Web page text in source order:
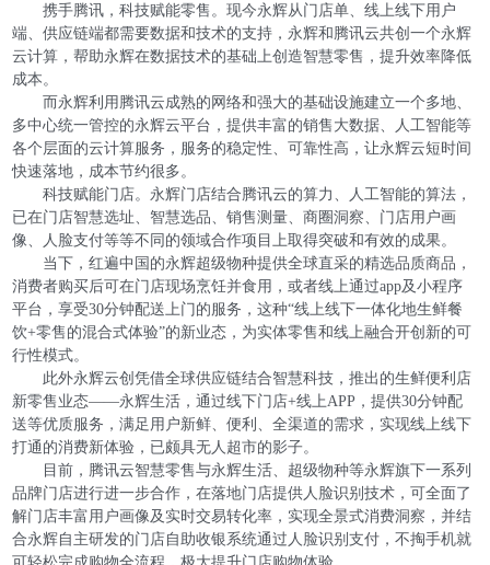
携手腾讯，科技赋能零售。现今永辉从门店单、线上线下用户
端、供应链端都需要数据和技术的支持，永辉和腾讯云共创一个永辉
云计算，帮助永辉在数据技术的基础上创造智慧零售，提升效率降低
成本。
而永辉利用腾讯云成熟的网络和强大的基础设施建立一个多地、
多中心统一管控的永辉云平台，提供丰富的销售大数据、人工智能等
各个层面的云计算服务，服务的稳定性、可靠性高，让永辉云短时间
快速落地，成本节约很多。
科技赋能门店。永辉门店结合腾讯云的算力、人工智能的算法，
已在门店智慧选址、智慧选品、销售测量、商圈洞察、门店用户画
像、人脸支付等等不同的领域合作项目上取得突破和有效的成果。
当下，红遍中国的永辉超级物种提供全球直采的精选品质商品，
消费者购买后可在门店现场烹饪并食用，或者线上通过app及小程序
平台，享受30分钟配送上门的服务，这种“线上线下一体化地生鲜餐
饮+零售的混合式体验”的新业态，为实体零售和线上融合开创新的可
行性模式。
此外永辉云创凭借全球供应链结合智慧科技，推出的生鲜便利店
新零售业态——永辉生活，通过线下门店+线上APP，提供30分钟配
送等优质服务，满足用户新鲜、便利、全渠道的需求，实现线上线下
打通的消费新体验，已颇具无人超市的影子。
目前，腾讯云智慧零售与永辉生活、超级物种等永辉旗下一系列
品牌门店进行进一步合作，在落地门店提供人脸识别技术，可全面了
解门店丰富用户画像及实时交易转化率，实现全景式消费洞察，并结
合永辉自主研发的门店自助收银系统通过人脸识别支付，不掏手机就